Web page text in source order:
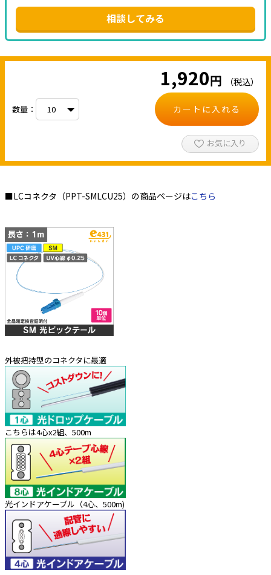
相談してみる
1,920円 （税込）
数量： カートに入れる
お気に入り
■LCコネクタ（PPT-SMLCU25）の商品ページはこちら
外被把持型のコネクタに最適
こちらは4心x2組、500m
光インドアケーブル（4心、500m)